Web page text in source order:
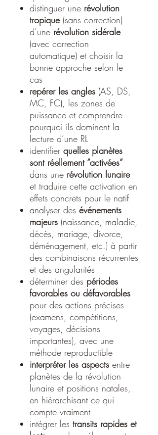
distinguer une révolution
tropique(sans correction)
d’une révolution sidérale
(avec correction
automatique) et choisir la
bonne approche selon le
cas
repérer les angles (AS, DS,
MC, FC), les zones de
puissance et comprendre
pourquoi ils dominent la
lecture d’une RL
identifier quelles planètes
sont réellement “activées”
dans une révolution lunaire
et traduire cette activation en
effets concrets pour le natif
analyser des événements
majeurs (naissance, maladie,
décès, mariage, divorce,
déménagement, etc.) à partir
des combinaisons récurrentes
et des angularités
déterminer des périodes
favorables ou défavorables
pour des actions précises
(examens, compétitions,
voyages, décisions
importantes), avec une
méthode reproductible
interpréter les aspects entre
planètes de la révolution
lunaire et positions natales,
en hiérarchisant ce qui
compte vraiment
intégrer les transits rapides et